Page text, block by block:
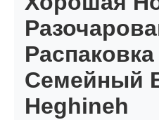
Распаковка
Семейный
Heghineh